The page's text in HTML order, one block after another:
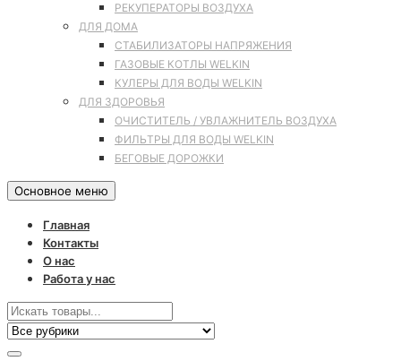
РЕКУПЕРАТОРЫ ВОЗДУХА
ДЛЯ ДОМА
СТАБИЛИЗАТОРЫ НАПРЯЖЕНИЯ
ГАЗОВЫЕ КОТЛЫ WELKIN
КУЛЕРЫ ДЛЯ ВОДЫ WELKIN
ДЛЯ ЗДОРОВЬЯ
ОЧИСТИТЕЛЬ / УВЛАЖНИТЕЛЬ ВОЗДУХА
ФИЛЬТРЫ ДЛЯ ВОДЫ WELKIN
БЕГОВЫЕ ДОРОЖКИ
Основное меню
Главная
Контакты
О нас
Работа у нас